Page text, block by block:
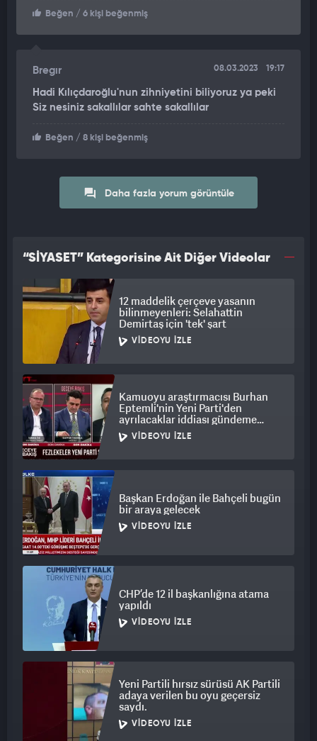
KILIÇDAROĞLU’NDAN “ERBAKAN’A ZİNDAN” İMZASI
CHP’li Kemal Kılıçdaroğlu bu aşamada devreye girdi.
CHP’li 110 milletvekili, kanunun iptal edilmesi için Anayasa
Mahkemesi’ne başvurdu
Necmettin Erbakan’ın cezaevine atılması için kanunun iptalini
isteyen CHP’li 110 milletvekili arasında Kemal Kılıçdaroğlu da
Beğen / 6 kişi beğenmiş
Bregır 08.03.2023 19:17
Hadi Kılıçdaroğlu'nun zihniyetini biliyoruz ya peki
Siz nesiniz sakallılar sahte sakallılar
Beğen / 8 kişi beğenmiş
Daha fazla yorum görüntüle
“SİYASET” Kategorisine Ait Diğer Videolar
12 maddelik çerçeve yasanın
bilinmeyenleri: Selahattin
Demirtaş için 'tek' şart
VIDEOYU İZLE
Kamuoyu araştırmacısı Burhan
Eptemli'nin Yeni Parti'den
ayrılacaklar iddiası gündeme
bomba gibi düştü
VIDEOYU İZLE
Başkan Erdoğan ile Bahçeli bugün
bir araya gelecek
VIDEOYU İZLE
CHP’de 12 il başkanlığına atama
yapıldı
VIDEOYU İZLE
Yeni Partili hırsız sürüsü AK Partili
adaya verilen bu oyu geçersiz
saydı.
VIDEOYU İZLE